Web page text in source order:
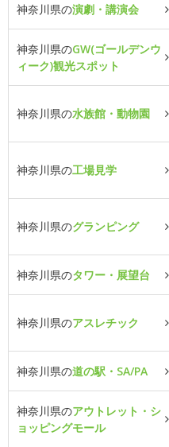
神奈川県の演劇・講演会
神奈川県のGW(ゴールデンウ
ィーク)観光スポット
神奈川県の水族館・動物園
神奈川県の工場見学
神奈川県のグランピング
神奈川県のタワー・展望台
神奈川県のアスレチック
神奈川県の道の駅・SA/PA
神奈川県のアウトレット・シ
ョッピングモール